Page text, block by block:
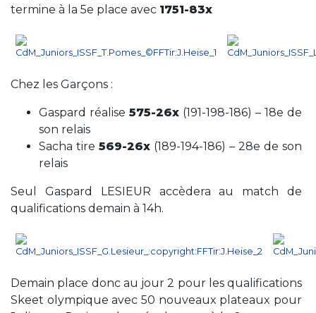
termine à la 5e place avec 1751-83x
Chez les Garçons :
Gaspard réalise 575-26x (191-198-186) – 18e de
son relais
Sacha tire 569-26x (189-194-186) – 28e de son
relais
Seul Gaspard LESIEUR accèdera au match de
qualifications demain à 14h.
Demain place donc au jour 2 pour les qualifications
Skeet olympique avec 50 nouveaux plateaux pour